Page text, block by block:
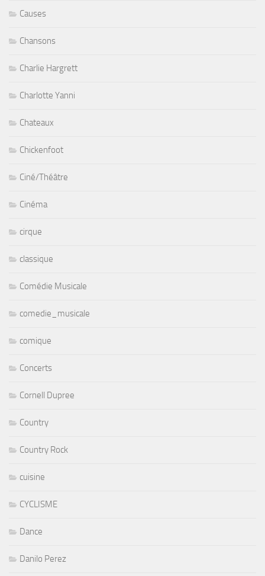
Causes
Chansons
Charlie Hargrett
Charlotte Yanni
Chateaux
Chickenfoot
Ciné/Théâtre
Cinéma
cirque
classique
Comédie Musicale
comedie_musicale
comique
Concerts
Cornell Dupree
Country
Country Rock
cuisine
CYCLISME
Dance
Danilo Perez